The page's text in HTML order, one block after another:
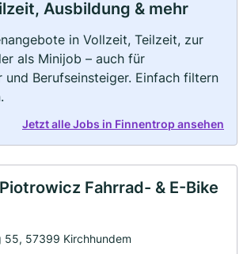
Ausbildung & mehr
in Vollzeit, Teilzeit, zur
als Minijob – auch für
und Berufseinsteiger. Einfach filtern
Jetzt alle Jobs in Finnentrop ansehen
Fahrrad- & E-Bike
55, 57399 Kirchhundem